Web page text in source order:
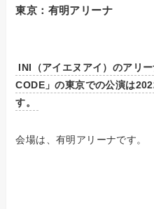
東京：有明アリーナ
INI（アイエヌアイ）のアリ
CODE」の東京での公演は
す。
会場は、有明アリーナです。